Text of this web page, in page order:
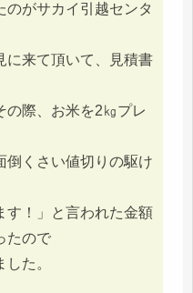
のがサカイ引越センタ
に来て頂いて、見積書
の際、お米を2㎏プレ
倒くさい値切りの駆け
す！」と言われた金額
たので
た。